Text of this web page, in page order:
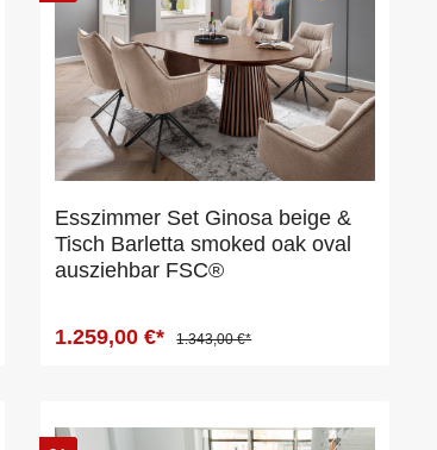
Esszimmer Set Ginosa beige &
Tisch Barletta smoked oak oval
ausziehbar FSC®
1.259,00 €* 1.343,00 €*